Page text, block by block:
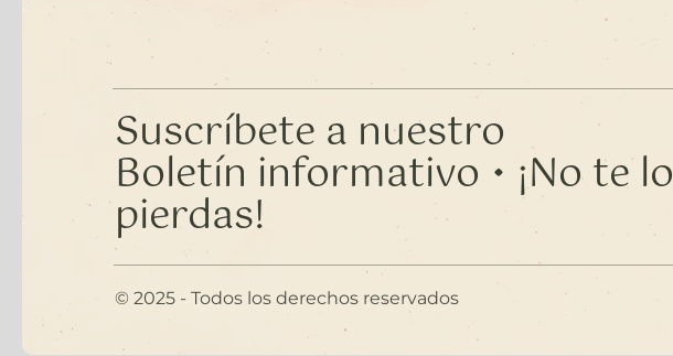
Suscríbete a nuestro
Boletín informativo • ¡No te lo
pierdas!
© 2025 - Todos los derechos reservados